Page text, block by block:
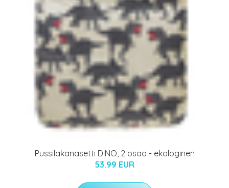
Pussilakanasetti DINO, 2 osaa - ekologinen
53.99 EUR